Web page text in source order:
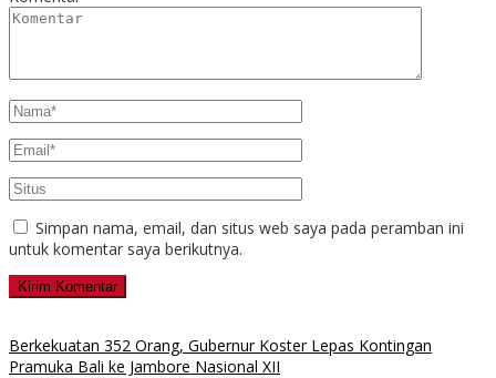
Simpan nama, email, dan situs web saya pada peramban ini
untuk komentar saya berikutnya.
Berkekuatan 352 Orang, Gubernur Koster Lepas Kontingan
Pramuka Bali ke Jambore Nasional XII